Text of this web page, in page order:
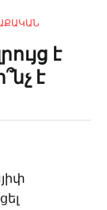
է
է